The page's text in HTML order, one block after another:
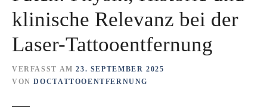
klinische Relevanz bei der
Laser-Tattooentfernung
VERFASST AM 23. SEPTEMBER 2025
VON DOCTATTOOENTFERNUNG